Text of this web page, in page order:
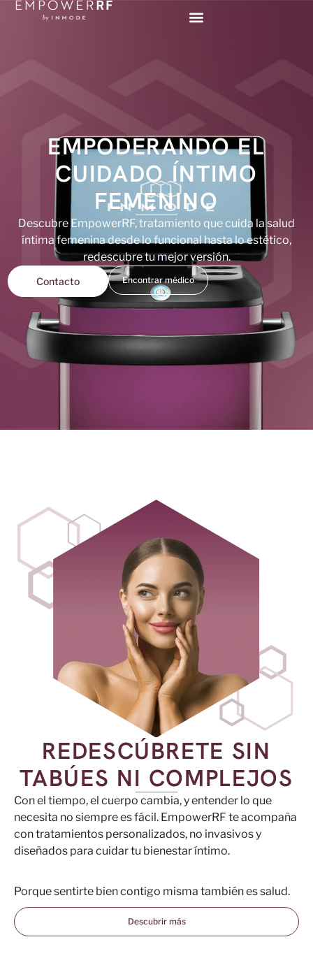
EMPODERANDO EL
CUIDADO ÍNTIMO
FEMENINO
Descubre EmpowerRF, tratamiento que cuida la salud
íntima femenina desde lo funcional hasta lo estético,
redescubre tu mejor versión.
Contacto Encontrar médico
REDESCÚBRETE SIN
TABÚES NI COMPLEJOS
Con el tiempo, el cuerpo cambia, y entender lo que
necesita no siempre es fácil. EmpowerRF te acompaña
con tratamientos personalizados, no invasivos y
diseñados para cuidar tu bienestar íntimo.
Porque sentirte bien contigo misma también es salud.
Descubrir más